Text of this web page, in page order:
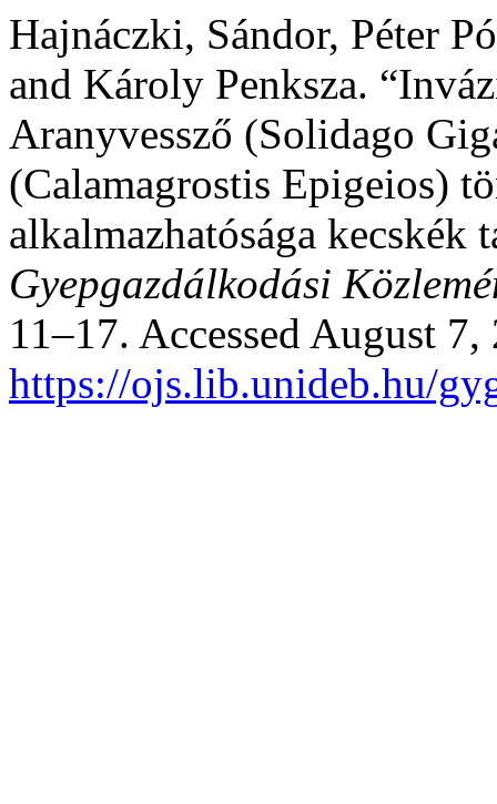
Hajnáczki, Sándor, Péter
and Károly Penksza.
Aranyvessző (Solidago
(Calamagrostis Epigeios)
alkalmazhatósága kecskék
Gyepgazdálkodási
11–17. Accessed August 7,
https://ojs.lib.unideb.hu/